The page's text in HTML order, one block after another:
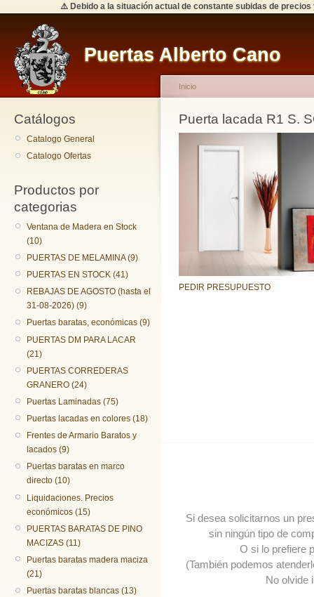
⚠️ Debido a la situación actual de constante subidas de
Puertas Alberto Cano
Catálogos
Catalogo General
Catalogo Ofertas
Productos por
categorias
Ventana de Madera en Stock
(10)
PUERTAS DE MELAMINA (9)
PUERTAS EN STOCK (41)
REBAJAS DE AGOSTO (hasta el
31-08-2026) (9)
Puertas baratas, económicas (9)
PUERTAS DM PARA LACAR
(21)
PUERTAS CORREDERAS
GRANERO (24)
Puertas Laminadas (75)
Puertas lacadas en colores (18)
Frentes de Armario Baratos y
lacados (9)
Puertas baratas en marco
directo (10)
Liquidaciones. Precios
económicos (15)
PUERTAS BARATAS DE PINO
MACIZAS (11)
Puertas baratas madera maciza
(21)
Puertas baratas blancas (13)
Inicio
Puerta lacada R1 S.
PEDIR PRESUPUESTO
Si desea solicitarnos un
sin ningún tipo de
O si lo prefiere
(También podemos
No olvide